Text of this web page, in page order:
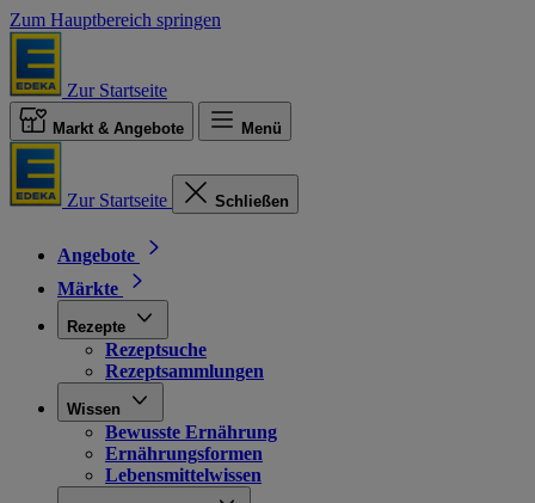
Zum Hauptbereich springen
Zur Startseite
Markt & Angebote Menü
Zur Startseite Schließen
Angebote
Märkte
Rezepte
Rezeptsuche
Rezeptsammlungen
Wissen
Bewusste Ernährung
Ernährungsformen
Lebensmittelwissen